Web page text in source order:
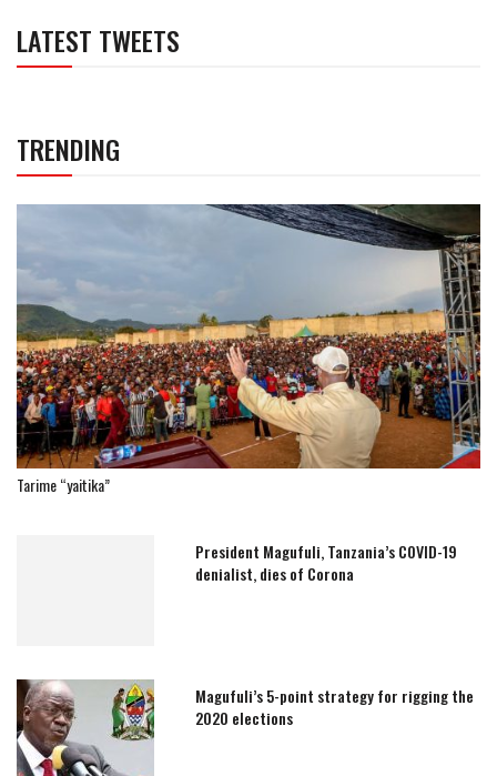
LATEST TWEETS
TRENDING
Tarime “yaitika”
President Magufuli, Tanzania’s COVID-19
denialist, dies of Corona
Magufuli’s 5-point strategy for rigging the
2020 elections